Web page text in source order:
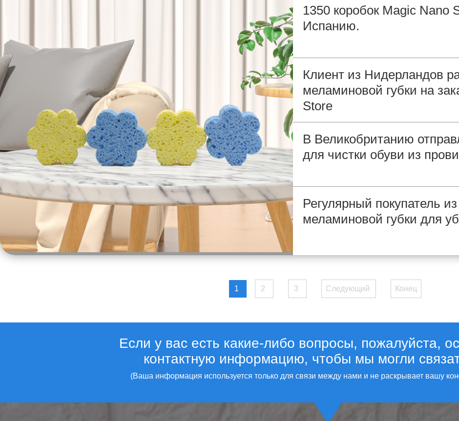
1350 коробок Magic Nano
Испанию.
Клиент из Нидерландов
меламиновой губки на
Store
В Великобританию
для чистки обуви из
Регулярный покупатель
меламиновой губки для
1 2 3 Следующий Конец
Если у вас есть какие-либо вопросы, пожалуйста,
контактную информацию, чтобы мы могли
(Ваша информация используется только для связи между нами и не раскрывает вашу